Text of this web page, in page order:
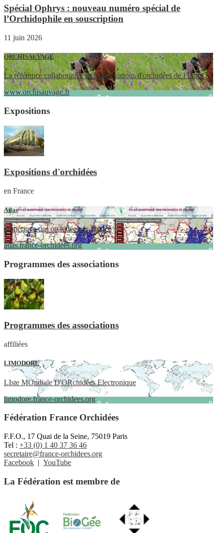
Spécial Ophrys : nouveau numéro spécial de
l’Orchidophile en souscription
11 juin 2026
ORCHISAUVAGE
La référence collaborative des observations d'orchidées de France
www.orchisauvage.fr
Expositions
Expositions d'orchidées
en France
Atlas
numérique des orchidées de France
atlas.france-orchidees.org
Programmes des associations
Programmes des associations
affiliées
LIMODORE
LIste MOndiale D'ORchidées Electronique
limodore.france-orchidees.org
Fédération France Orchidées
F.F.O., 17 Quai de la Seine, 75019 Paris
Tel : +33 (0) 1 40 37 36 46
secretaire@france-orchidees.org
Facebook | YouTube
La Fédération est membre de